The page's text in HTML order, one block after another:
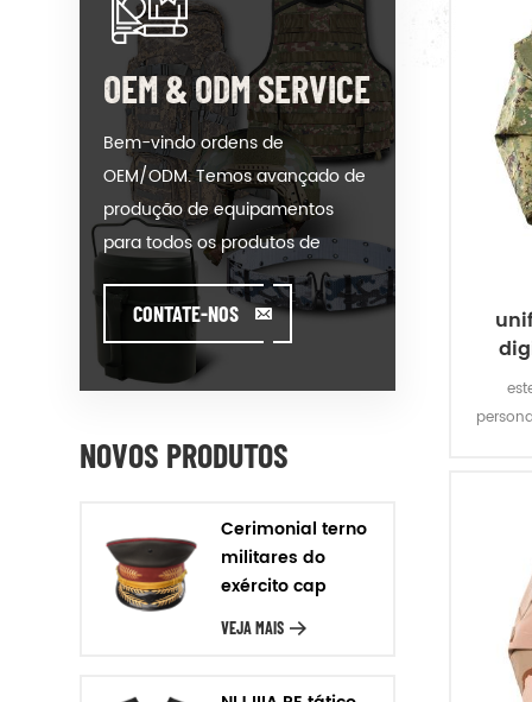
OEM & ODM SERVICE
Bem-vindo ordens de
OEM/ODM. Temos avançado de
produção de equipamentos
para todos os produtos de
nossas categorias. Poderíamos
colocar seu anuncio em nosso
hot-modelo de venda ou ajudar
você a produzir ordens quando
ajudamos nossos clientes a criar
e desenvolver seus produtos
Criatividade & Inovador pé. Nós
fabricamos os produtos de
nosso cliente, com Garantia de
Qualidade, Entrega Rigor &
CONTATE-NOS
NOVOS PRODUTOS
Cerimonial terno
militares do
exército cap
VEJA MAIS